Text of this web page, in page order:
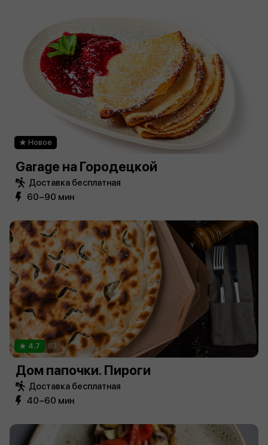
Новое
Garage на Городецкой
Доставка бесплатная
60−90 мин
4.7 83
Дом папочки. Пироги
Доставка бесплатная
40−60 мин